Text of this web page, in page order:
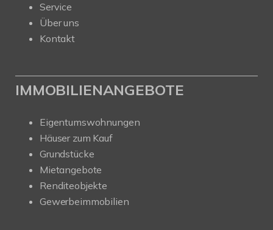
Service
Über uns
Kontakt
IMMOBILIENANGEBOTE
Eigentumswohnungen
Häuser zum Kauf
Grundstücke
Mietangebote
Renditeobjekte
Gewerbeimmobilien